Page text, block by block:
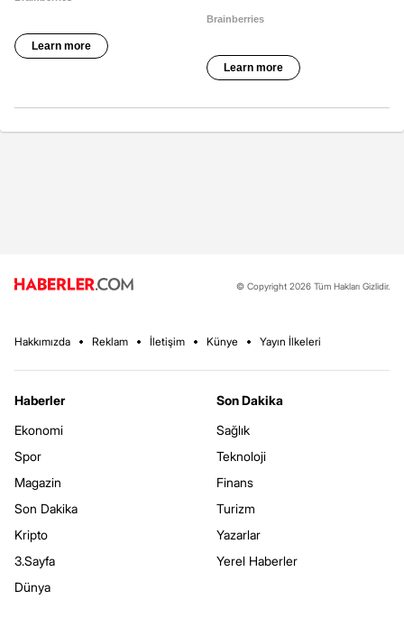
© Copyright 2026 Tüm Hakları Gizlidir.
Hakkımızda Reklam İletişim Künye Yayın İlkeleri
Haberler
Ekonomi
Spor
Magazin
Son Dakika
Kripto
3.Sayfa
Dünya
Son Dakika
Sağlık
Teknoloji
Finans
Turizm
Yazarlar
Yerel Haberler